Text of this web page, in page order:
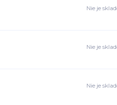
Nie je
Nie je
Nie je